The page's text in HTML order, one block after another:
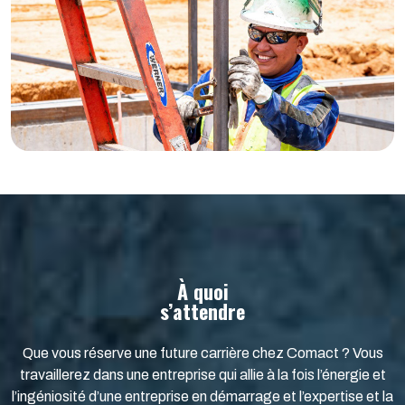
À quoi
s’attendre
Que vous réserve une future carrière chez Comact ? Vous
travaillerez dans une entreprise qui allie à la fois l’énergie et
l’ingéniosité d’une entreprise en démarrage et l’expertise et la